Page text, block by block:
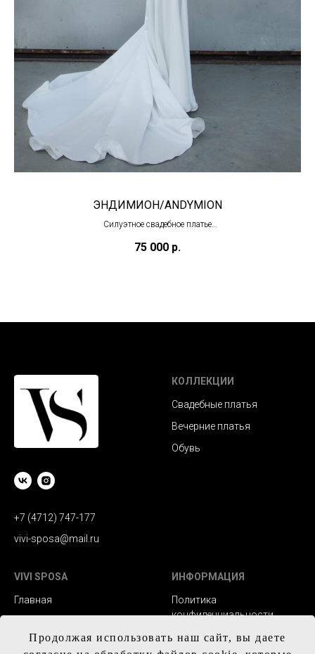
ЭНДИМИОН/ANDYMION
Силуэтное свадебное платье
75 000 р.
Продолжая использовать наш сайт, вы даете
+7 (4712) 747-177
vivi-sposa@mail.ru
КОЛЛЕКЦИИ
Свадебные платья
Вечерние платья
Обувь
VIVI SPOSA
Главная
Контакты
ИНФОРМАЦИЯ
Политика
конфиденциальности
Заказ и сроки
изготовления